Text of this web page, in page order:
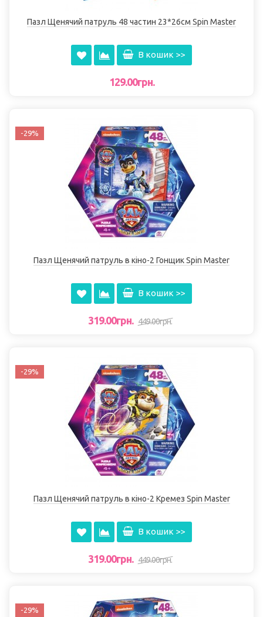
Пазл Щенячий патруль 48 частин 23*26см Spin Master
В кошик >>
129.00грн.
-29%
Пазл Щенячий патруль в кіно-2 Гонщик Spin Master
В кошик >>
319.00грн. 449.00грн.
-29%
Пазл Щенячий патруль в кіно-2 Кремез Spin Master
В кошик >>
319.00грн. 449.00грн.
-29%